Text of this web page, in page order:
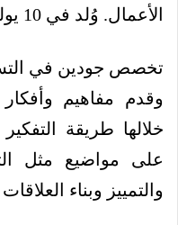
الأعمال. وُلد في 10 يوليو 1960 في مونتريال، كندا.
تخصص جودين في
وقدم مفاهيم
خلالها طريقة
على مواضيع مثل
والتمييز وبناء